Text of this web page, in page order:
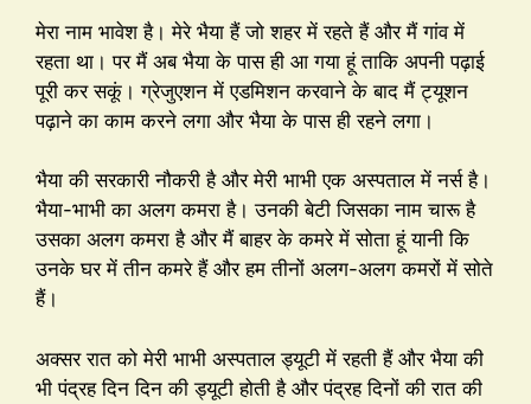
मेरा नाम भावेश है। मेरे भैया हैं जो शहर में रहते हैं और मैं गांव में
रहता था। पर मैं अब भैया के पास ही आ गया हूं ताकि अपनी पढ़ाई
पूरी कर सकूं। ग्रेजुएशन में एडमिशन करवाने के बाद मैं ट्यूशन
पढ़ाने का काम करने लगा और भैया के पास ही रहने लगा।
भैया की सरकारी नौकरी है और मेरी भाभी एक अस्पताल में नर्स है।
भैया-भाभी का अलग कमरा है। उनकी बेटी जिसका नाम चारू है
उसका अलग कमरा है और मैं बाहर के कमरे में सोता हूं यानी कि
उनके घर में तीन कमरे हैं और हम तीनों अलग-अलग कमरों में सोते
हैं।
अक्सर रात को मेरी भाभी अस्पताल ड्यूटी में रहती हैं और भैया की
भी पंद्रह दिन दिन की ड्यूटी होती है और पंद्रह दिनों की रात की